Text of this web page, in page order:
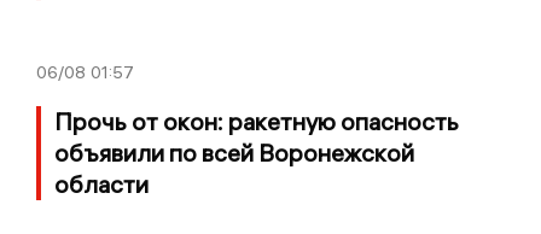
06/08 01:57
Прочь от окон: ракетную опасность
объявили по всей Воронежской
области